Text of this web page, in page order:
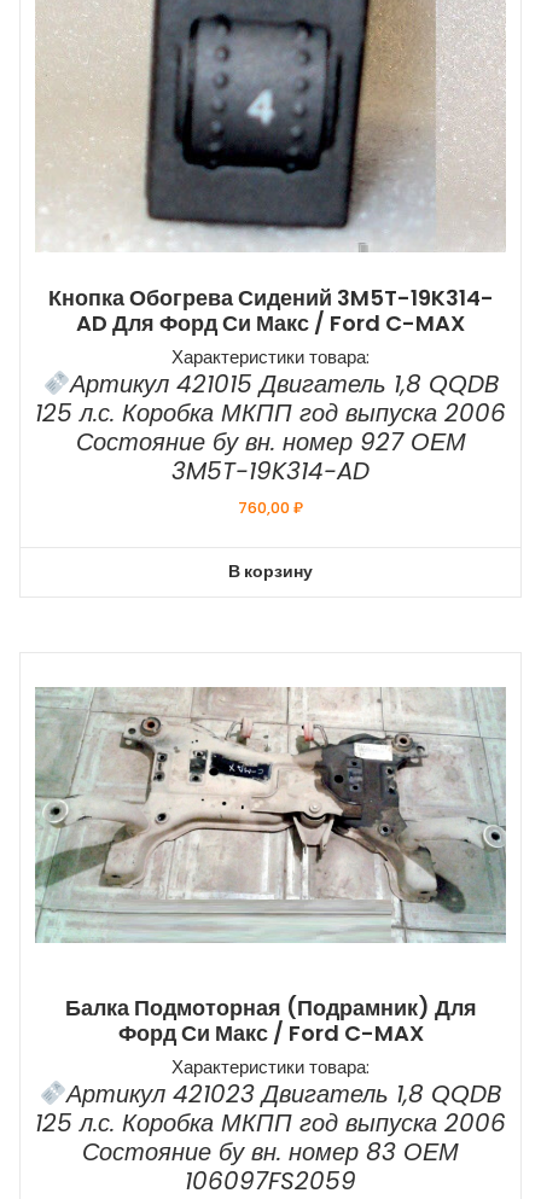
Кнопка Обогрева Сидений 3M5T-19K314-
AD Для Форд Си Макс / Ford C-MAX
Характеристики товара:
Артикул 421015 Двигатель 1,8 QQDB
125 л.с. Коробка МКПП год выпуска 2006
Состояние бу вн. номер 927 ОЕМ
3M5T-19K314-AD
760,00₽
В корзину
Балка Подмоторная (подрамник) Для
Форд Си Макс / Ford C-MAX
Характеристики товара:
Артикул 421023 Двигатель 1,8 QQDB
125 л.с. Коробка МКПП год выпуска 2006
Состояние бу вн. номер 83 ОЕМ
106097FS2059